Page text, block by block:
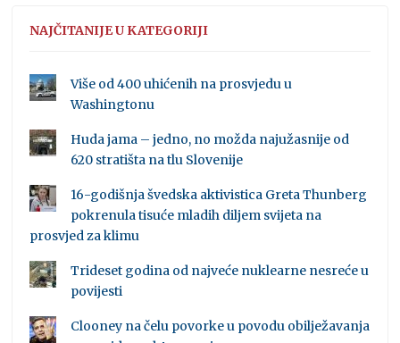
NAJČITANIJE U KATEGORIJI
Više od 400 uhićenih na prosvjedu u
Washingtonu
Huda jama – jedno, no možda najužasnije od
620 stratišta na tlu Slovenije
16-godišnja švedska aktivistica Greta Thunberg
pokrenula tisuće mladih diljem svijeta na
prosvjed za klimu
Trideset godina od najveće nuklearne nesreće u
povijesti
Clooney na čelu povorke u povodu obilježavanja